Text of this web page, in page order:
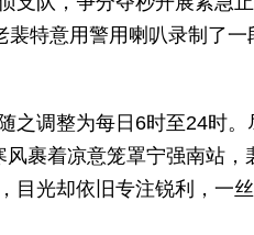
裴特意用警用喇叭录制了
之调整为每日6时至24时。
裹着凉意笼罩宁强南站，
目光却依旧专注锐利，一